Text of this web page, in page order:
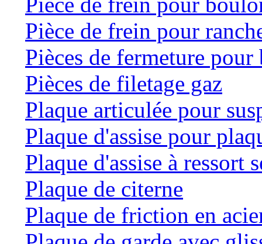
Pièce de frein pour
Pièces de fermeture
Pièces de filetage gaz
Plaque articulée pour
Plaque d'assise pour
Plaque d'assise à ressort
Plaque de citerne
Plaque de friction en